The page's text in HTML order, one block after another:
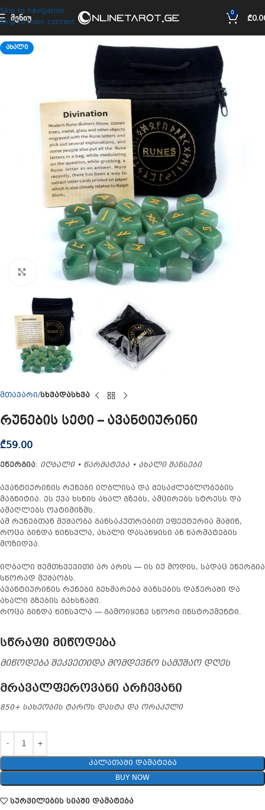
Skip to navigation
Skip to main content
ᲛᲔᲜᲘᲣ 0 ₾
ᲐᲮᲐᲚᲘ
Click to enlarge
მთავარი სხვადასხვა
რუნების სეტი – ავანტიურინი
₾59.00
ენერგია: იღბალი • წარმატება • ახალი შანსები
ავანტიურინის რუნები იღბლისა და შესაძლებლობების
მაგნიტია. ეს ქვა ხსნის ახალ გზებს, ამცირებს სტრესს და
ამაღლებს ოპტიმიზმს.
ამ რუნებთან მუშაობა განსაკუთრებით ეფექტურია მაშინ,
როცა გინდა წინსვლა, ახალი დასაწყისი ან წარმატების
მოზიდვა.
იღბალი შემთხვევითი არ არის — ის იქ მოდის, სადაც ენერგია
სწორად მუშაობს.
ავანტიურინის რუნები გეხმარება შანსების დაჭერაში და
ახალი გზების გახსნაში.
როცა გინდა წინსვლა — გამოიყენე სწორი ინსტრუმენტი.
სწრაფი მიწოდება
მიწოდება შეკვეთიდა მომდევნო სამუშაო დღეს
მრავალფეროვანი არჩევანი
850+ სახეობის ტაროს დასტა და ორაკული
ᲙᲐᲚᲐᲗᲐᲨᲘ ᲓᲐᲛᲐᲢᲔᲑᲐ
BUY NOW
სურვილების სიაში დამატება